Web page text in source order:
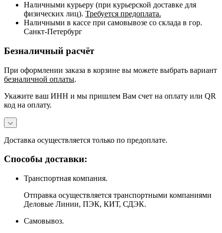
Наличными курьеру (при курьерской доставке для
физических лиц). Требуется предоплата.
Наличными в кассе при самовывозе со склада в гор.
Санкт-Петербург
Безналичный расчёт
При оформлении заказа в корзине вы можете выбрать вариант
безналичной оплаты.
Укажите ваш ИНН и мы пришлем Вам счет на оплату или QR
код на оплату.
Доставка осуществляется только по предоплате.
Способы доставки:
Транспортная компания.
Отправка осуществляется транспортными компаниями
Деловые Линии, ПЭК, КИТ, СДЭК.
Самовывоз.